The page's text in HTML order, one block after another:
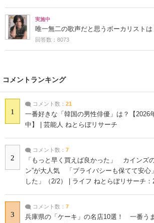
実施中
唯一無二の歌声だと思うボーカリストは
回答数：8073
コメントランキング
1
コメント数： 21
一番好きな「韓国の男性俳優」は？【2026
中】 | 芸能人 ねとらぼリサーチ
2
コメント数： 7
「もっと早く買えば良かった」 カインズ
ン”が大人気 「プライバシーも保てて安心
した」（2/2） | ライフ ねとらぼリサーチ：
3
コメント数： 7
兵庫県の「ケーキ」の名店10選！ 一番う